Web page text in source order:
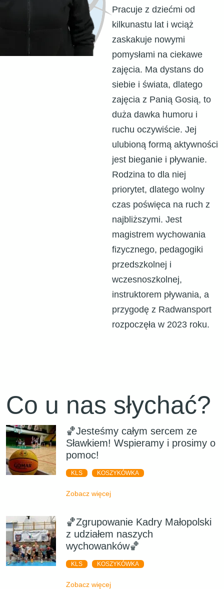
Pracuje z dziećmi od
kilkunastu lat i wciąż
zaskakuje nowymi
pomysłami na ciekawe
zajęcia. Ma dystans do
siebie i świata, dlatego
zajęcia z Panią Gosią, to
duża dawka humoru i
ruchu oczywiście. Jej
ulubioną formą aktywności
jest bieganie i pływanie.
Rodzina to dla niej
priorytet, dlatego wolny
czas poświęca na ruch z
najbliższymi. Jest
magistrem wychowania
fizycznego, pedagogiki
przedszkolnej i
wczesnoszkolnej,
instruktorem pływania, a
przygodę z Radwansport
rozpoczęła w 2023 roku.
Co u nas słychać?
🏀Jesteśmy całym sercem ze
Sławkiem! Wspieramy i prosimy o
pomoc!
KLS KOSZYKÓWKA
Zobacz więcej
🏀Zgrupowanie Kadry Małopolski
z udziałem naszych
wychowanków🏀
KLS KOSZYKÓWKA
Zobacz więcej